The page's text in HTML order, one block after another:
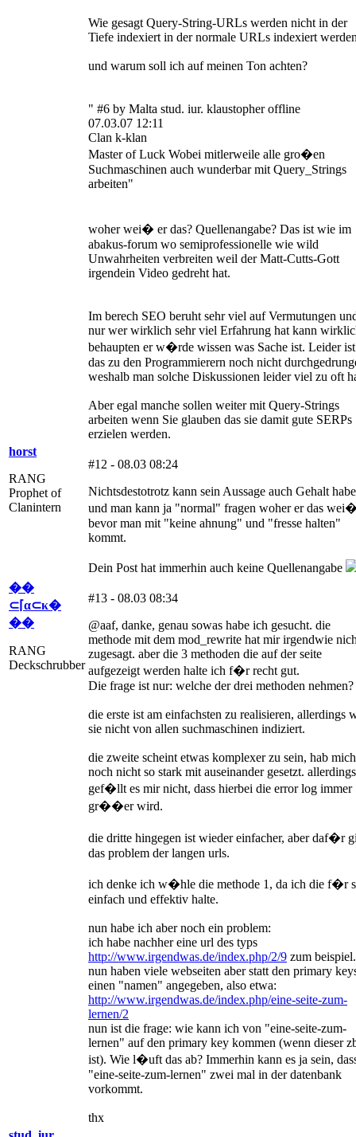
Wie gesagt Query-String-URLs werden nicht in der
Tiefe indexiert in der normale URLs indexiert
und warum soll ich auf meinen Ton achten?
" #6 by Malta stud. iur. klaustopher offline
07.03.07 12:11
Clan k-klan
Master of Luck Wobei mitlerweile alle gro�en
Suchmaschinen auch wunderbar mit Query_Strings
arbeiten"
woher wei� er das? Quellenangabe? Das ist wie im
abakus-forum wo semiprofessionelle wie wild
Unwahrheiten verbreiten weil der Matt-Cutts-Gott
irgendein Video gedreht hat.
Im berech SEO beruht sehr viel auf Vermutungen
nur wer wirklich sehr viel Erfahrung hat kann
behaupten er w�rde wissen was Sache ist. Leider ist
das zu den Programmierern noch nicht
weshalb man solche Diskussionen leider viel zu oft
Aber egal manche sollen weiter mit Query-Strings
arbeiten wenn Sie glauben das sie damit gute SERPs
erzielen werden.
horst
RANG
Prophet of
Clanintern
#12 - 08.03 08:24
Nichtsdestotrotz kann sein Aussage auch Gehalt
und man kann ja "normal" fragen woher er das
bevor man mit "keine ahnung" und "fresse halten"
kommt.
Dein Post hat immerhin auch keine Quellenangabe
��
⊂⌈α⊂κ�
��
RANG
Deckschrubber
#13 - 08.03 08:34
@aaf, danke, genau sowas habe ich gesucht. die
methode mit dem mod_rewrite hat mir irgendwie
zugesagt. aber die 3 methoden die auf der seite
aufgezeigt werden halte ich f�r recht gut.
Die frage ist nur: welche der drei methoden nehmen?
die erste ist am einfachsten zu realisieren, allerdings
sie nicht von allen suchmaschinen indiziert.
die zweite scheint etwas komplexer zu sein, hab
noch nicht so stark mit auseinander gesetzt. allerdings
gef�llt es mir nicht, dass hierbei die error log immer
gr��er wird.
die dritte hingegen ist wieder einfacher, aber daf�r
das problem der langen urls.
ich denke ich w�hle die methode 1, da ich die f�r
einfach und effektiv halte.
nun habe ich aber noch ein problem:
ich habe nachher eine url des typs
http://www.irgendwas.de/index.php/2/9 zum beispiel.
nun haben viele webseiten aber statt den primary
einen "namen" angegeben, also etwa:
http://www.irgendwas.de/index.php/eine-seite-zum-
lernen/2
nun ist die frage: wie kann ich von "eine-seite-zum-
lernen" auf den primary key kommen (wenn dieser
ist). Wie l�uft das ab? Immerhin kann es ja sein,
"eine-seite-zum-lernen" zwei mal in der datenbank
vorkommt.
thx